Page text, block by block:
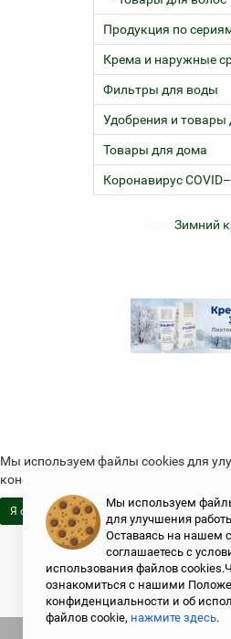
Продукция по
Крема и наружные
Фильтры для воды
Удобрения и товары
Товары для дома
Коронавирус
Зимний
Коллоиды ЭД-
Мы используем файлы cookies для
конфиденциальности и об
Я согласен
Мы используем
для улучшения
Оставаясь на нашем
соглашаетесь с
использования файлов
ознакомиться с нашими
конфиденциальности и об
файлов cookie, нажмите здесь.